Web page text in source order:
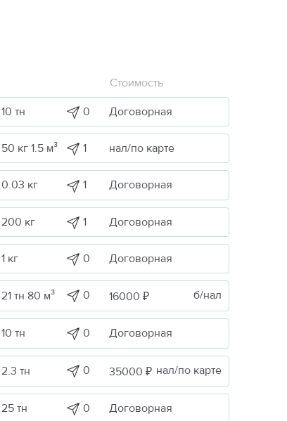
Стоимость
10 тн 0 Договорная
50 кг 1.5 м³ 1 нал/по карте
0.03 кг 1 Договорная
200 кг 1 Договорная
1 кг 0 Договорная
21 тн 80 м³ 0 16000 ₽ б/нал
10 тн 0 Договорная
2.3 тн 0 35000 ₽ нал/по карте
25 тн 0 Договорная